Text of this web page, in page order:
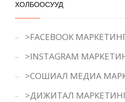
ХОЛБООСУУД
>FACEBOOK
>INSTAGRAM
>СОШИАЛ МЕДИА
>ДИЖИТАЛ